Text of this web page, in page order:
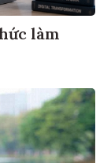
làm